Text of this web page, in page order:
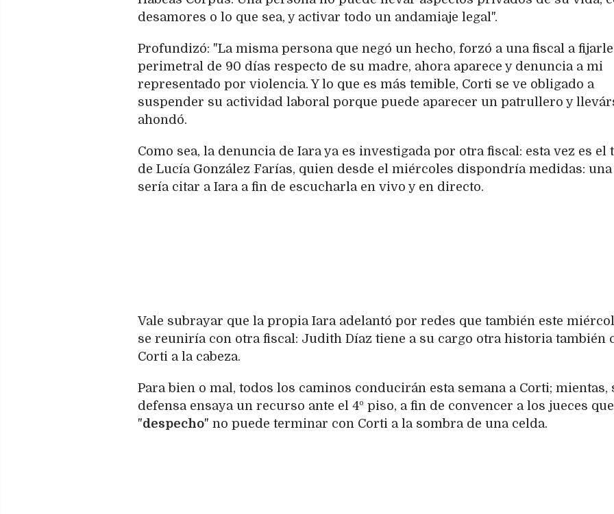
desamores o lo que sea, y activar todo un andamiaje legal".
Profundizó: "La misma persona que negó un hecho, forzó a una fiscal a
perimetral de 90 días respecto de su madre, ahora aparece y denuncia a mi
representado por violencia. Y lo que es más temible, Corti se ve obligado a
suspender su actividad laboral porque puede aparecer un patrullero y
ahondó.
Como sea, la denuncia de Iara ya es investigada por otra fiscal: esta vez es el
de Lucía González Farías, quien desde el miércoles dispondría medidas: una
sería citar a Iara a fin de escucharla en vivo y en directo.
Vale subrayar que la propia Iara adelantó por redes que también este
se reuniría con otra fiscal: Judith Díaz tiene a su cargo otra historia también
Corti a la cabeza.
Para bien o mal, todos los caminos conducirán esta semana a Corti; mientas,
defensa ensaya un recurso ante el 4º piso, a fin de convencer a los jueces
"despecho" no puede terminar con Corti a la sombra de una celda.